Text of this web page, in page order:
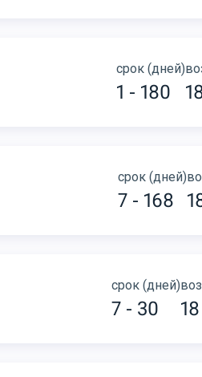
срок (дней)
1 - 180
срок (дней)
7 - 168
срок (дней)
7 - 30